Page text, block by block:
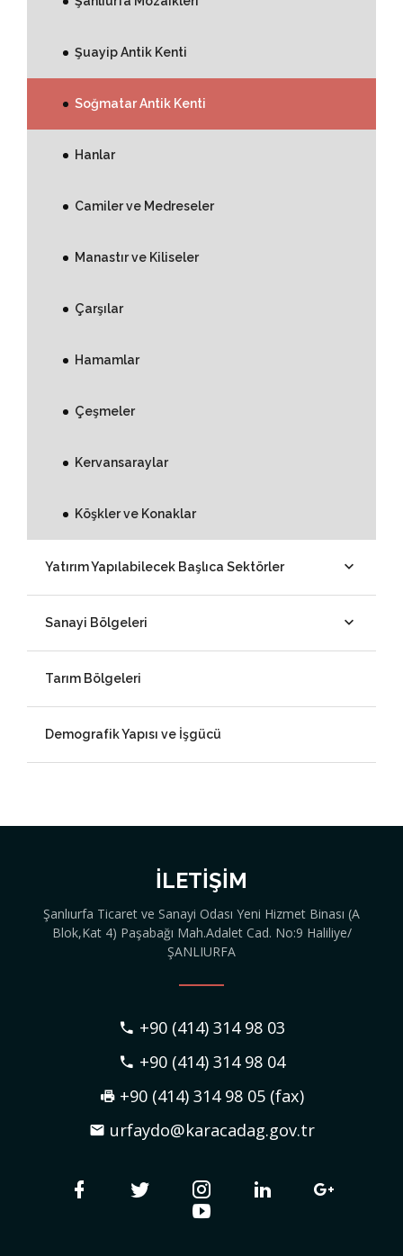
Şuayip Antik Kenti
Soğmatar Antik Kenti
Hanlar
Camiler ve Medreseler
Manastır ve Kiliseler
Çarşılar
Hamamlar
Çeşmeler
Kervansaraylar
Köşkler ve Konaklar
Yatırım Yapılabilecek Başlıca Sektörler
Sanayi Bölgeleri
Tarım Bölgeleri
Demografik Yapısı ve İşgücü
İLETIŞIM
Şanlıurfa Ticaret ve Sanayi Odası Yeni Hizmet Binası (A
Blok,Kat 4) Paşabağı Mah.Adalet Cad. No:9 Haliliye/
ŞANLIURFA
+90 (414) 314 98 03
+90 (414) 314 98 04
+90 (414) 314 98 05 (fax)
urfaydo@karacadag.gov.tr